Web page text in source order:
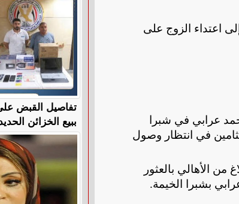
اعتداء الزوج على
أحمد عرابي في شبرا
وتم التحفظ على الجثامين في انتظار وصول
من الأهالي بالعثور
.
تفاصيل القبض
ببيع الخزائن